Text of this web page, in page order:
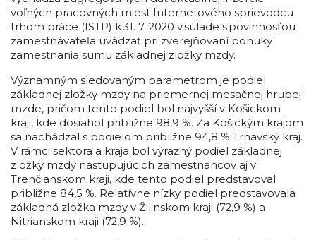
voľných pracovných miest Internetového sprievodcu
trhom práce (ISTP) k 31. 7. 2020 v súlade s povinnosťou
zamestnávateľa uvádzať pri zverejňovaní ponuky
zamestnania sumu základnej zložky mzdy.
Významným sledovaným parametrom je podiel
základnej zložky mzdy na priemernej mesačnej hrubej
mzde, pričom tento podiel bol najvyšší v Košickom
kraji, kde dosiahol približne 98,9 %. Za Košickým krajom
sa nachádzal s podielom približne 94,8 % Trnavský kraj.
V rámci sektora a kraja bol výrazný podiel základnej
zložky mzdy nastupujúcich zamestnancov aj v
Trenčianskom kraji, kde tento podiel predstavoval
približne 84,5 %. Relatívne nízky podiel predstavovala
základná zložka mzdy v Žilinskom kraji (72,9 %) a
Nitrianskom kraji (72,9 %).